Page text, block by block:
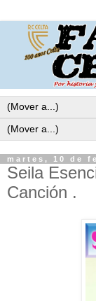
martes, 10 de
Seila
Canción .